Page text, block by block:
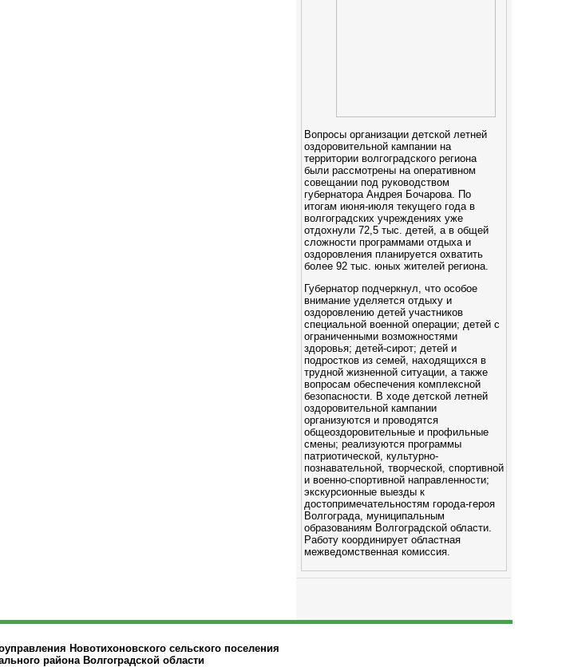
Вопросы организации детской летней
оздоровительной кампании на
территории волгоградского региона
были рассмотрены на оперативном
совещании под руководством
губернатора Андрея Бочарова. По
итогам июня-июля текущего года в
волгоградских учреждениях уже
отдохнули 72,5 тыс. детей, а в общей
сложности программами отдыха и
оздоровления планируется охватить
более 92 тыс. юных жителей региона.
Губернатор подчеркнул, что особое
внимание уделяется отдыху и
оздоровлению детей участников
специальной военной операции; детей с
ограниченными возможностями
здоровья; детей-сирот; детей и
подростков из семей, находящихся в
трудной жизненной ситуации, а также
вопросам обеспечения комплексной
безопасности. В ходе детской летней
оздоровительной кампании
организуются и проводятся
общеоздоровительные и профильные
смены; реализуются программы
патриотической, культурно-
познавательной, творческой, спортивной
и военно-спортивной направленности;
экскурсионные выезды к
достопримечательностям города-героя
Волгограда, муниципальным
образованиям Волгоградской области.
Работу координирует областная
межведомственная комиссия.
Новотихоновского сельского поселения
района Волгоградской области